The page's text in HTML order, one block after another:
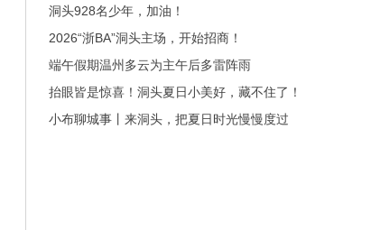
洞头928名少年，加油！
2026“浙BA”洞头主场，开始招商！
端午假期温州多云为主午后多雷阵雨
抬眼皆是惊喜！洞头夏日小美好，藏不住了！
小布聊城事丨来洞头，把夏日时光慢慢度过